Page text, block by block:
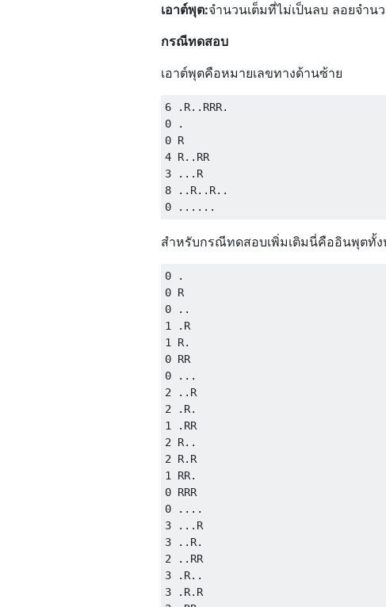
เอาต์พุต:จำนวนเต็มที่ไม่เป็นลบ ลอยจำน
กรณีทดสอบ
เอาต์พุตคือหมายเลขทางด้านซ้าย
6 .R..RRR.
0 .
0 R
4 R..RR
3 ...R
8 ..R..R..
สำหรับกรณีทดสอบเพิ่มเติมนี่คืออินพุตทั้
0 .
0 R
0 ..
1 .R
1 R.
0 RR
0 ...
2 ..R
2 .R.
1 .RR
2 R..
2 R.R
1 RR.
0 RRR
0 ....
3 ...R
3 ..R.
2 ..RR
3 .R..
3 .R.R